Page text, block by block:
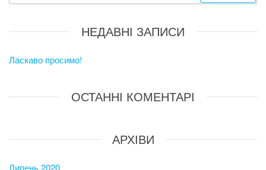
НЕДАВНІ ЗАПИСИ
Ласкаво просимо!
ОСТАННІ КОМЕНТАРІ
АРХІВИ
Липень 2020